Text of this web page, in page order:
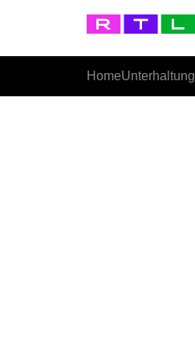
HomeUnterhaltung